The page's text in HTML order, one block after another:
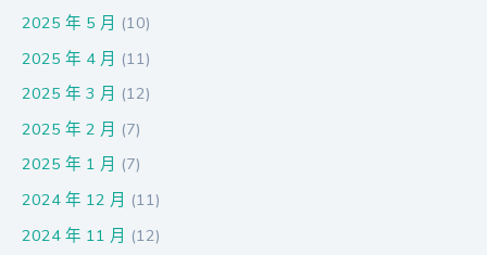
2025 年 5 月 (10)
2025 年 4 月 (11)
2025 年 3 月 (12)
2025 年 2 月 (7)
2025 年 1 月 (7)
2024 年 12 月 (11)
2024 年 11 月 (12)